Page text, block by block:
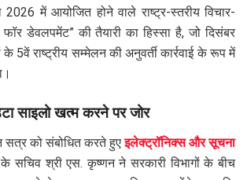
2026 में आयोजित होने वाले राष्ट्र-स्तरीय विचार-
फॉर डेवलपमेंट” की तैयारी का हिस्सा है, जो दिसंबर
5वें राष्ट्रीय सम्मेलन की अनुवर्ती कार्रवाई के रूप में
साइलो खत्म करने पर जोर
सत्र को संबोधित करते हुएइलेक्ट्रॉनिक्स और सूचना
सचिव श्री एस. कृष्णन ने सरकारी विभागों के बीच